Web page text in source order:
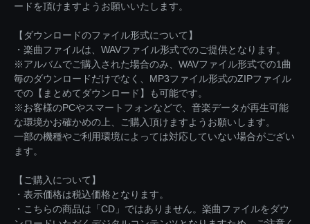
ードを頂けますようお願いいたします。
【ダウンロードのファイル形式について】
・楽曲ファイルは、WAVファイル形式でのご提供となります。
※アルバムでご購入された場合のみ、WAVファイル形式での1曲
毎のダウンロードだけでなく、MP3ファイル形式のZIPファイル
での【まとめてダウンロード】も可能です。
※お客様のPCやスマートフォンなどで、音楽データが再生可能
な環境かお確かめの上、ご購入頂けますようお願いします。
一部の機種やご利用環境によっては対応していない場合がござい
ます。
【ご購入について】
・表示価格は税込価格となります。
・こちらの商品は「CD」ではありません。楽曲ファイルをダウ